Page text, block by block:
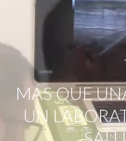
MÁS QUE
UN